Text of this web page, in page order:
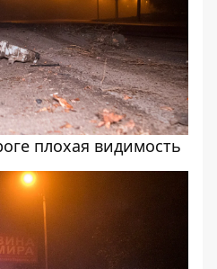
плохая видимость